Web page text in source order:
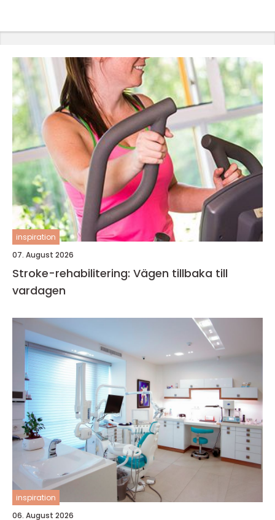
inspiration
07. August 2026
Stroke-rehabilitering: Vägen tillbaka till
vardagen
inspiration
06. August 2026